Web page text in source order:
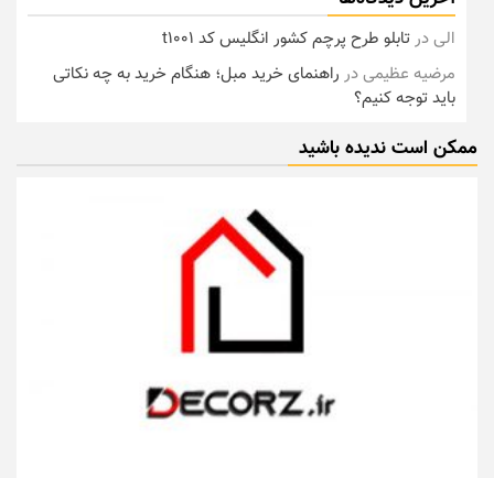
الیدرتابلو طرح پرچم کشور انگلیس کد t1001
مرضیه عظیمیدر راهنمای خرید مبل؛ هنگام خرید به چه نکاتی
باید توجه کنیم؟
ممکن است ندیده باشید